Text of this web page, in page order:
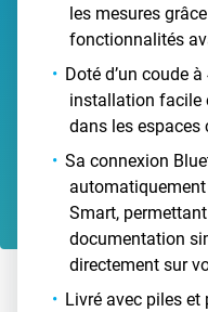
les mesures
fonctionnalités
Doté d’un coude
installation facile
dans les espaces
Sa connexion
Smart,
documentation
directement sur
Livré avec piles